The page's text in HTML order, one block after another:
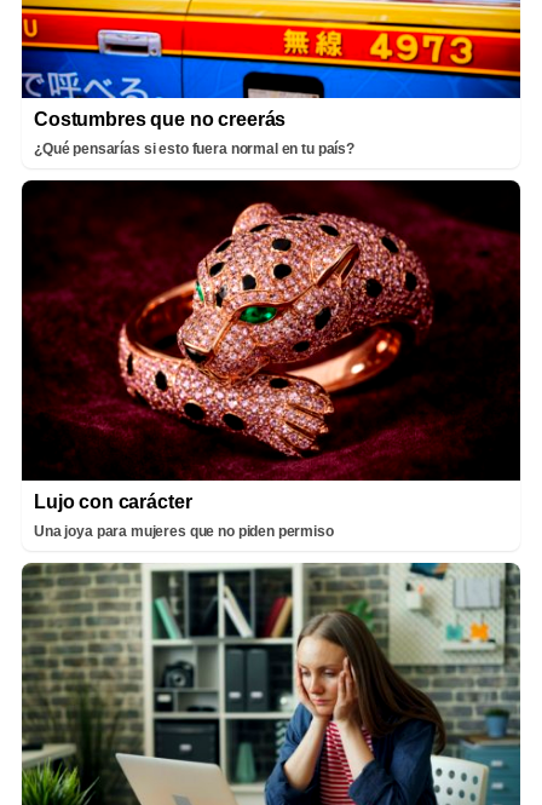
Costumbres que no creerás
¿Qué pensarías si esto fuera normal en tu país?
Lujo con carácter
Una joya para mujeres que no piden permiso